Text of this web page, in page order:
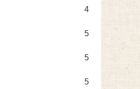
4
5
5
5